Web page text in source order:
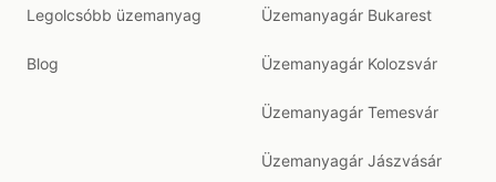
Legolcsóbb üzemanyag
Blog
Üzemanyagár Bukarest
Üzemanyagár Kolozsvár
Üzemanyagár Temesvár
Üzemanyagár Jászvásár